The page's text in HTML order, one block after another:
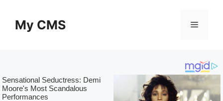
contentMy CMS Menu